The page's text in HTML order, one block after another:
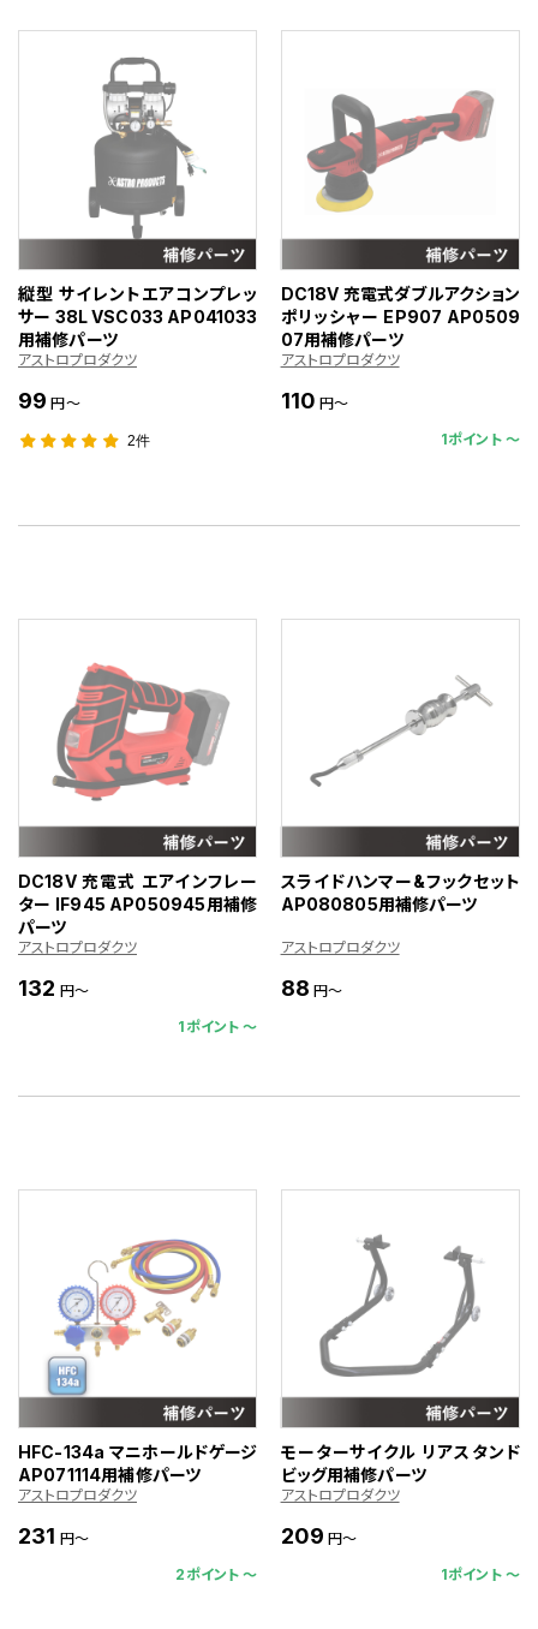
縦型 サイレントエアコンプレッ
サー 38L VSC033 AP041033
用補修パーツ
アストロプロダクツ
99 円～
2件
DC18V 充電式ダブルアクション
ポリッシャー EP907 AP0509
07用補修パーツ
アストロプロダクツ
110 円～
1ポイント 〜
DC18V 充電式 エアインフレー
ター IF945 AP050945用補修
パーツ
アストロプロダクツ
132 円～
1ポイント 〜
スライドハンマー&フックセット
AP080805用補修パーツ
アストロプロダクツ
88 円～
HFC-134a マニホールドゲージ
AP071114用補修パーツ
アストロプロダクツ
231 円～
2ポイント 〜
モーターサイクル リアスタンド
ビッグ用補修パーツ
アストロプロダクツ
209 円～
1ポイント 〜